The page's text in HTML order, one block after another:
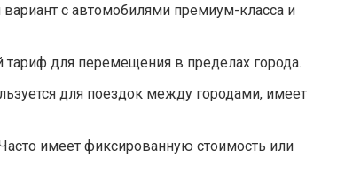
с автомобилями премиум-класса и
тариф для перемещения в пределах города.
для поездок между городами, имеет
имеет фиксированную стоимость или